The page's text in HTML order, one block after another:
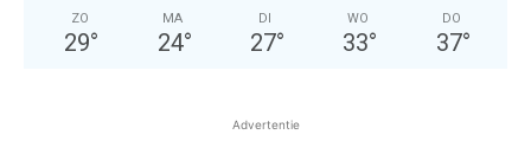
ZO
29°
MA
24°
DI
27°
WO
33°
DO
37°
Advertentie